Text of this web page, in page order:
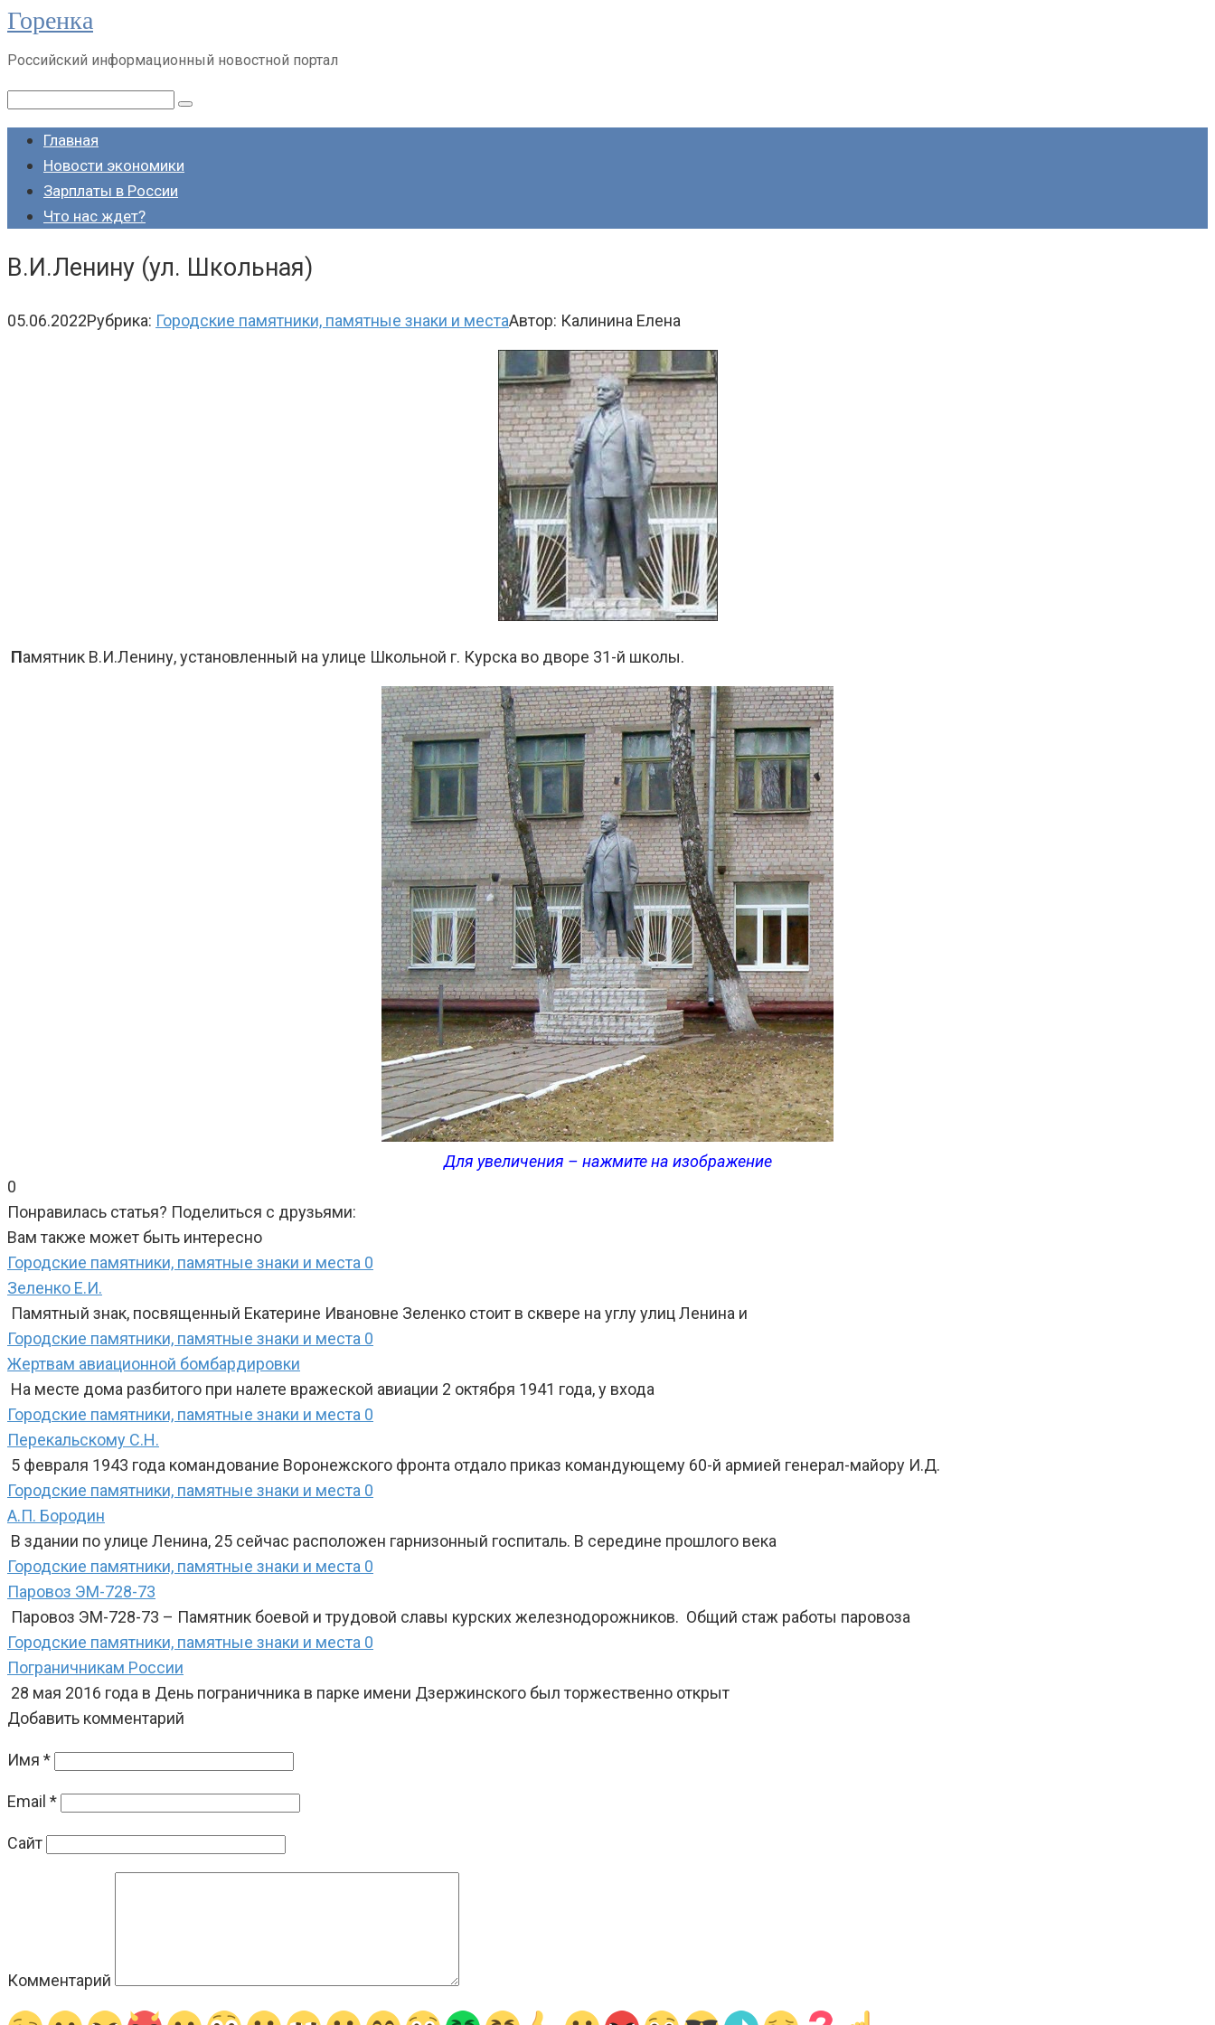
Перейти
контенту
Горенка
Российский информационный новостной портал
Поиск:
Главная
Новости экономики
Зарплаты в России
Что нас ждет?
В.И.Ленину (ул. Школьная)
05.06.2022Рубрика: Городские памятники, памятные знаки и местаАвтор: Калинина Елена
Памятник В.И.Ленину, установленный на улице Школьной г. Курска во дворе 31-й школы.
Для увеличения – нажмите на изображение
0
Понравилась статья? Поделиться с друзьями:
Вам также может быть интересно
Городские памятники, памятные знаки и места 0
Зеленко Е.И.
Памятный знак, посвященный Екатерине Ивановне Зеленко стоит в сквере на углу улиц Ленина и
Городские памятники, памятные знаки и места 0
Жертвам авиационной бомбардировки
На месте дома разбитого при налете вражеской авиации 2 октября 1941 года, у входа
Городские памятники, памятные знаки и места 0
Перекальскому С.Н.
5 февраля 1943 года командование Воронежского фронта отдало приказ командующему 60-й армией генерал-майору И.Д.
Городские памятники, памятные знаки и места 0
А.П. Бородин
В здании по улице Ленина, 25 сейчас расположен гарнизонный госпиталь. В середине прошлого века
Городские памятники, памятные знаки и места 0
Паровоз ЭМ-728-73
Паровоз ЭМ-728-73 – Памятник боевой и трудовой славы курских железнодорожников. Общий стаж работы паровоза
Городские памятники, памятные знаки и места 0
Пограничникам России
28 мая 2016 года в День пограничника в парке имени Дзержинского был торжественно открыт
Добавить комментарий
Имя *
Email *
Сайт
Комментарий